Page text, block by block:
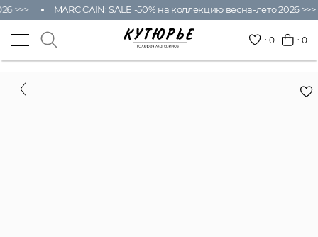
>>> MARC CAIN: SALE -50% на коллекцию весна-лето 2026 >>>
:0 : 0